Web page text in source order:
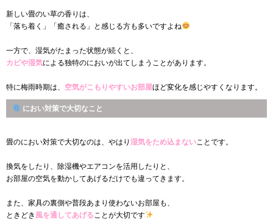
新しい畳のい草の香りは、
「落ち着く」「癒される」と感じる方も多いですよね
一方で、湿気がたまった状態が続くと、
カビや湿気による独特のにおいが出てしまうことがあります。
特に梅雨時期は、 空気がこもりやすいお部屋ほど変化を感じやすくなります。
におい対策で大切なこと
畳のにおい対策で大切なのは、やはり 湿気をため込まないことです。
換気をしたり、除湿機やエアコンを活用したりと、
お部屋の空気を動かしてあげるだけでも違ってきます。
また、家具の裏側や普段あまり使わないお部屋も、
ときどき 風を通してあげることが大切です